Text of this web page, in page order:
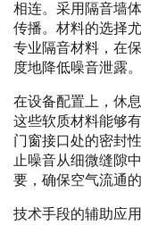
相连。采用隔音墙
传播。材料的选择
专业隔音材料，在
度地降低噪音泄露。
在设备配置上，休
这些软质材料能够
门窗接口处的密封
止噪音从细微缝隙
要，确保空气流通
技术手段的辅助应